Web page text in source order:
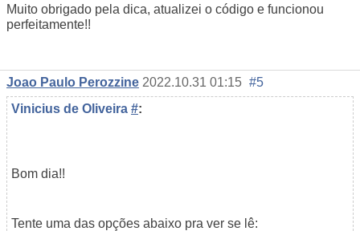
Muito obrigado pela dica, atualizei o código e funcionou
perfeitamente!!
Joao Paulo Perozzine 2022.10.31 01:15 #5
Vinicius de Oliveira #:
Bom dia!!
Tente uma das opções abaixo pra ver se lê: